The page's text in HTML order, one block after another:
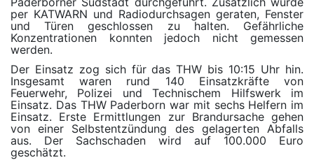
per KATWARN und Radiodurchsagen geraten, Fenster
und Türen geschlossen zu halten. Gefährliche
Konzentrationen konnten jedoch nicht gemessen
werden.
Der Einsatz zog sich für das THW bis 10:15 Uhr hin.
Insgesamt waren rund 140 Einsatzkräfte von
Feuerwehr, Polizei und Technischem Hilfswerk im
Einsatz. Das THW Paderborn war mit sechs Helfern im
Einsatz. Erste Ermittlungen zur Brandursache gehen
von einer Selbstentzündung des gelagerten Abfalls
aus. Der Sachschaden wird auf 100.000 Euro
geschätzt.